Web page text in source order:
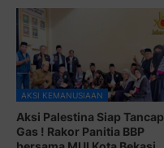
AKSI KEMANUSIAAN
Aksi Palestina Siap Tancap
Gas ! Rakor Panitia BBP